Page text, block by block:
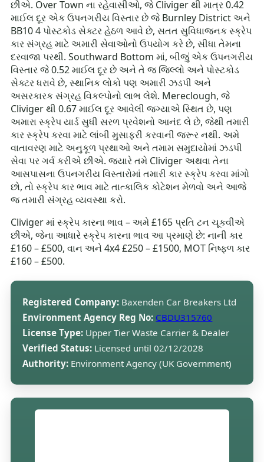
છીએ. Over Town ના રહેવાસીઓ, જે Cliviger થી માત્ર 0.42
માઈલ દૂર એક ઉપનગરીય વિસ્તાર છે જે Burnley District અને
BB10 4 પોસ્ટકોડ સેક્ટર હેઠળ આવે છે, સતત સુવિધાજનક સ્ક્રેપ
કાર સંગ્રહ માટે અમારી સેવાઓનો ઉપયોગ કરે છે, સીધા તેમના
દરવાજા પરથી. Southward Bottom માં, બીજું એક ઉપનગરીય
વિસ્તાર જે 0.52 માઈલ દૂર છે અને તે જ જિલ્લો અને પોસ્ટકોડ
સેક્ટર ધરાવે છે, સ્થાનિક લોકો પણ અમારી ઝડપી અને
અસરકારક સંગ્રહ વિકલ્પોનો લાભ લેશે. Mereclough, જે
Cliviger થી 0.67 માઈલ દૂર આવેલી જગ્યાએ સ્થિત છે, પણ
અમારા સ્ક્રેપ યાર્ડ સુધી સરળ પ્રવેશનો આનંદ લે છે, જેથી તમારી
કાર સ્ક્રેપ કરવા માટે લાંબી મુસાફરી કરવાની જરૂર નથી. અમે
વાતાવરણ માટે અનુકૂળ પ્રથાઓ અને તમામ સમુદાયોમાં ઝડપી
સેવા પર ગર્વ કરીએ છીએ. જ્યારે તમે Cliviger અથવા તેના
આસપાસના ઉપનગરીય વિસ્તારોમાં તમારી કાર સ્ક્રેપ કરવા માંગો
છો, તો સ્ક્રેપ કાર ભાવ માટે તાત્કાલિક કોટેશન મેળવો અને આજે
જ તમારી સંગ્રહ વ્યવસ્થા કરો.
Cliviger માં સ્ક્રેપ કારના ભાવ – અમે £165 પ્રતિ ટન ચૂકવીએ
છીએ, જેના આધારે સ્ક્રેપ કારના ભાવ આ પ્રમાણે છે: નાની કાર
£160 – £500, વાન અને 4x4 £250 – £1500, MOT નિષ્ફળ કાર
£160 – £500.
Registered Company: Baxenden Car Breakers Ltd
Environment Agency Reg No: CBDU315760
License Type: Upper Tier Waste Carrier & Dealer
Verified Status: Licensed until 02/12/2028
Authority: Environment Agency (UK Government)